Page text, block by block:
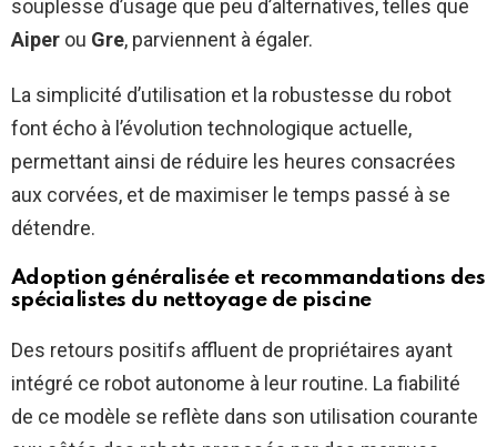
souplesse d’usage que peu d’alternatives, telles que
Aiper ou Gre, parviennent à égaler.
La simplicité d’utilisation et la robustesse du robot
font écho à l’évolution technologique actuelle,
permettant ainsi de réduire les heures consacrées
aux corvées, et de maximiser le temps passé à se
détendre.
Adoption généralisée et recommandations des
spécialistes du nettoyage de piscine
Des retours positifs affluent de propriétaires ayant
intégré ce robot autonome à leur routine. La fiabilité
de ce modèle se reflète dans son utilisation courante